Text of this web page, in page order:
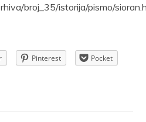
broj_35/istorija/pismo/
Pinterest
Pocket